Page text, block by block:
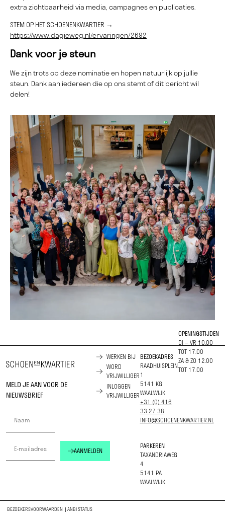
extra zichtbaarheid via media, campagnes en publicaties.
STEM OP HET SCHOENENKWARTIER →
https://www.dagjeweg.nl/ervaringen/2692
Dank voor je steun
We zijn trots op deze nominatie en hopen natuurlijk op jullie
steun. Dank aan iedereen die op ons stemt of dit bericht wil
delen!
MELD JE AAN VOOR DE
NIEUWSBRIEF
AANMELDEN
WERKEN BIJ
WORD
VRIJWILLIGER
INLOGGEN
VRIJWILLIGER
BEZOEKADRES
RAADHUISPLEIN
1
5141 KG
WAALWIJK
+31 (0) 416
33 27 38
INFO@SCHOENENKWARTIER.NL
PARKEREN
TAXANDRIAWEG
4
5141 PA
WAALWIJK
OPENINGSTIJDEN
DI – VR 10.00
TOT 17.00
ZA & ZO 12.00
TOT 17.00
BEZOEKERSVOORWAARDEN |ANBI STATUS